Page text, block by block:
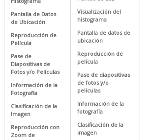
Pantalla de Datos
de Ubicación
Reproducción de
Película
Pase de
Diapositivas de
Fotos y/o Películas
Información de la
Fotografía
Clasificación de la
Imagen
Reproducción con
Zoom de
Visualización del
histograma
Pantalla de datos de
ubicación
Reproducción de
película
Pase de diapositivas
de fotos y/o
películas
Información de la
fotografía
Clasificación de la
imagen